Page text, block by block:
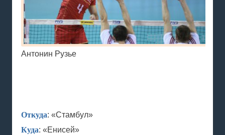
Антонин Рузье
Откуда: «Стамбул»
Куда: «Енисей»